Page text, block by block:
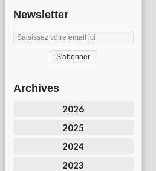
Newsletter
Archives
2026
2025
2024
2023